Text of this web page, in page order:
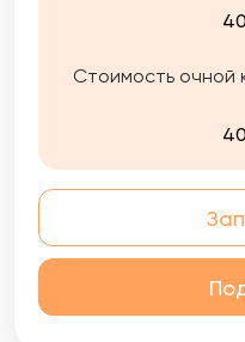
Стоимость очной